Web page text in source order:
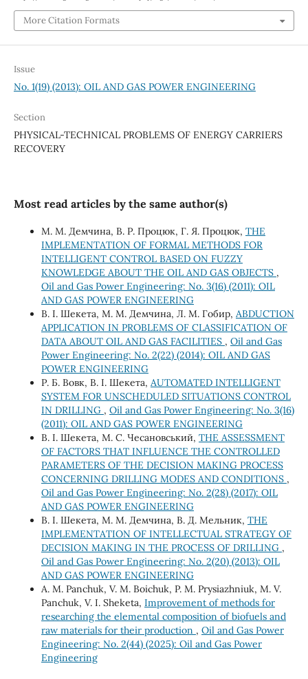
More Citation Formats
Issue
No. 1(19) (2013): OIL AND GAS POWER ENGINEERING
Section
PHYSICAL-TECHNICAL PROBLEMS OF ENERGY CARRIERS
RECOVERY
Most read articles by the same author(s)
М. М. Демчина, В. Р. Процюк, Г. Я. Процюк, THE
IMPLEMENTATION OF FORMAL METHODS FOR
INTELLIGENT CONTROL BASED ON FUZZY
KNOWLEDGE ABOUT THE OIL AND GAS OBJECTS ,
Oil and Gas Power Engineering: No. 3(16) (2011): OIL
AND GAS POWER ENGINEERING
В. І. Шекета, М. М. Демчина, Л. М. Гобир, ABDUCTION
APPLICATION IN PROBLEMS OF CLASSIFICATION OF
DATA ABOUT OIL AND GAS FACILITIES , Oil and Gas
Power Engineering: No. 2(22) (2014): OIL AND GAS
POWER ENGINEERING
Р. Б. Вовк, В. І. Шекета, AUTOMATED INTELLIGENT
SYSTEM FOR UNSCHEDULED SITUATIONS CONTROL
IN DRILLING , Oil and Gas Power Engineering: No. 3(16)
(2011): OIL AND GAS POWER ENGINEERING
В. І. Шекета, М. С. Чесановський, THE ASSESSMENT
OF FACTORS THAT INFLUENCE THE CONTROLLED
PARAMETERS OF THE DECISION MAKING PROCESS
CONCERNING DRILLING MODES AND CONDITIONS ,
Oil and Gas Power Engineering: No. 2(28) (2017): OIL
AND GAS POWER ENGINEERING
В. І. Шекета, М. М. Демчина, В. Д. Мельник, THE
IMPLEMENTATION OF INTELLECTUAL STRATEGY OF
DECISION MAKING IN THE PROCESS OF DRILLING ,
Oil and Gas Power Engineering: No. 2(20) (2013): OIL
AND GAS POWER ENGINEERING
А. М. Panchuk, V. М. Boichuk, P. М. Prysiazhniuk, М. V.
Panchuk, V. І. Sheketa, Improvement of methods for
researching the elemental composition of biofuels and
raw materials for their production , Oil and Gas Power
Engineering: No. 2(44) (2025): Oil and Gas Power
Engineering